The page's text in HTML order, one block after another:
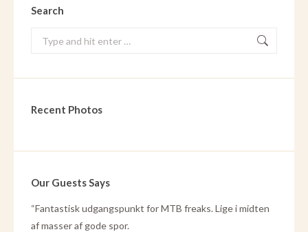
Search
Search:
Recent Photos
Our Guests Says
“Fantastisk udgangspunkt for MTB freaks. Lige i midten
af masser af gode spor.